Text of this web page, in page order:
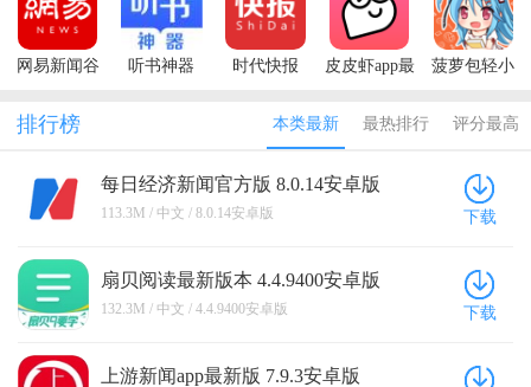
网易新闻谷
听书神器 时代快报
皮皮虾app最
菠萝包轻小
排行榜 本类最新 最热排行 评分最高
每日经济新闻官方版 8.0.14安卓版
113.3M / 中文 / 8.0.14安卓版 下载
扇贝阅读最新版本 4.4.9400安卓版
132.3M / 中文 / 4.4.9400安卓版 下载
上游新闻app最新版 7.9.3安卓版